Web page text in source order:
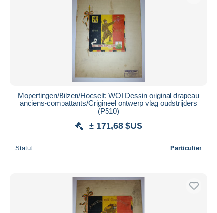
Mopertingen/Bilzen/Hoeselt: WOI Dessin original drapeau
anciens-combattants/Origineel ontwerp vlag oudstrijders
(P510)
± 171,68 $US
Statut Particulier